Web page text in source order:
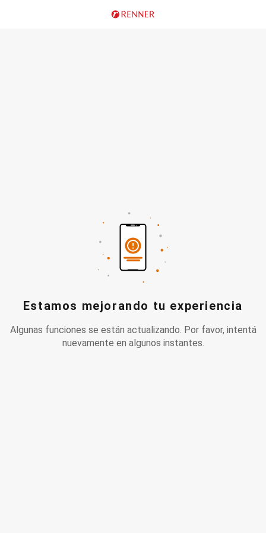
Estamos mejorando tu experiencia
Algunas funciones se están actualizando. Por favor, intentá
nuevamente en algunos instantes.